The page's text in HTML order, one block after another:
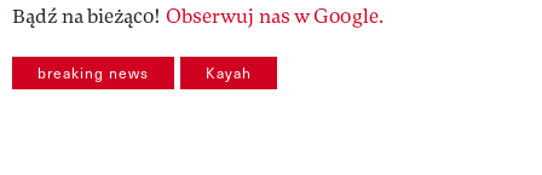
Bądź na bieżąco! Obserwuj nas w Google.
breaking news Kayah